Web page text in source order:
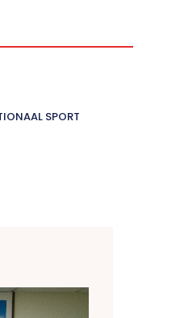
SPORT